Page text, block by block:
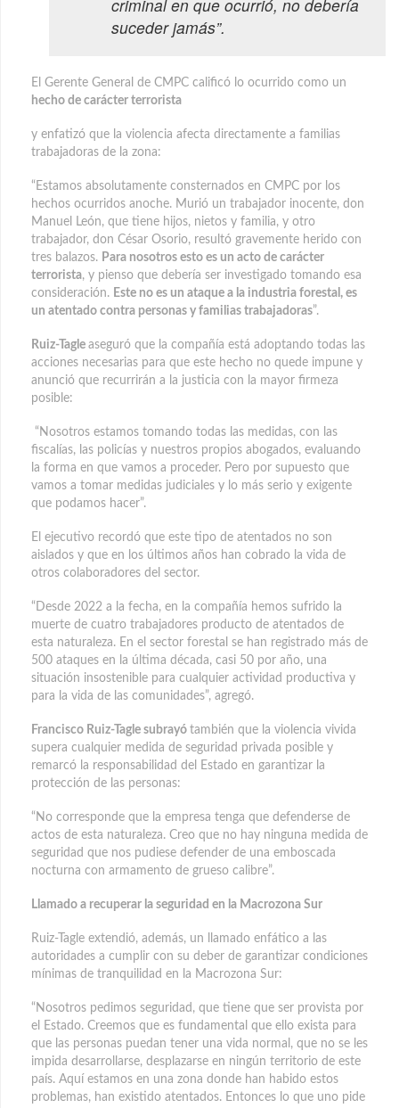
criminal en que ocurrió, no debería
suceder jamás”.
El Gerente General de CMPC calificó lo ocurrido como un
hecho de carácter terrorista
y enfatizó que la violencia afecta directamente a familias
trabajadoras de la zona:
“Estamos absolutamente consternados en CMPC por los
hechos ocurridos anoche. Murió un trabajador inocente, don
Manuel León, que tiene hijos, nietos y familia, y otro
trabajador, don César Osorio, resultó gravemente herido con
tres balazos. Para nosotros esto es un acto de carácter
terrorista, y pienso que debería ser investigado tomando esa
consideración. Este no es un ataque a la industria forestal, es
un atentado contra personas y familias trabajadoras”.
Ruiz-Tagle aseguró que la compañía está adoptando todas las
acciones necesarias para que este hecho no quede impune y
anunció que recurrirán a la justicia con la mayor firmeza
posible:
“Nosotros estamos tomando todas las medidas, con las
fiscalías, las policías y nuestros propios abogados, evaluando
la forma en que vamos a proceder. Pero por supuesto que
vamos a tomar medidas judiciales y lo más serio y exigente
que podamos hacer”.
El ejecutivo recordó que este tipo de atentados no son
aislados y que en los últimos años han cobrado la vida de
otros colaboradores del sector.
“Desde 2022 a la fecha, en la compañía hemos sufrido la
muerte de cuatro trabajadores producto de atentados de
esta naturaleza. En el sector forestal se han registrado más de
500 ataques en la última década, casi 50 por año, una
situación insostenible para cualquier actividad productiva y
para la vida de las comunidades”, agregó.
Francisco Ruiz-Tagle subrayó también que la violencia vivida
supera cualquier medida de seguridad privada posible y
remarcó la responsabilidad del Estado en garantizar la
protección de las personas:
“No corresponde que la empresa tenga que defenderse de
actos de esta naturaleza. Creo que no hay ninguna medida de
seguridad que nos pudiese defender de una emboscada
nocturna con armamento de grueso calibre”.
Llamado a recuperar la seguridad en la Macrozona Sur
Ruiz-Tagle extendió, además, un llamado enfático a las
autoridades a cumplir con su deber de garantizar condiciones
mínimas de tranquilidad en la Macrozona Sur:
“Nosotros pedimos seguridad, que tiene que ser provista por
el Estado. Creemos que es fundamental que ello exista para
que las personas puedan tener una vida normal, que no se les
impida desarrollarse, desplazarse en ningún territorio de este
país. Aquí estamos en una zona donde han habido estos
problemas, han existido atentados. Entonces lo que uno pide